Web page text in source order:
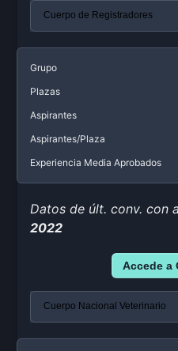
Grupo
Plazas
Aspirantes
Aspirantes/Plaza
Experiencia Media Aprobados
Datos de últ. conv. con
2022
Accede a